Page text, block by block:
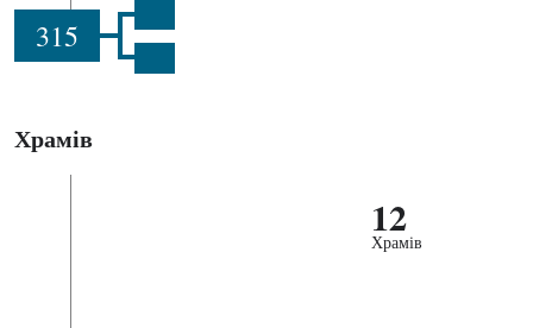
315
Храмів
12
Храмів